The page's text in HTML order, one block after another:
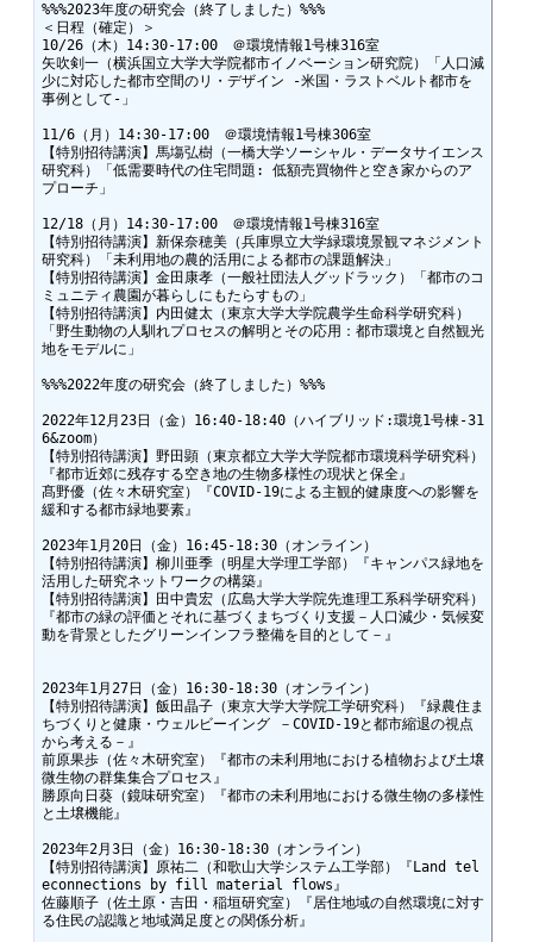
%%%2023年度の研究会（終了しました）%%%
＜日程（確定）＞
10/26（木）14:30-17:00　＠環境情報1号棟316室
矢吹剣一（横浜国立大学大学院都市イノベーション研究院）「人口減
少に対応した都市空間のリ・デザイン -米国・ラストベルト都市を
事例として-」
11/6（月）14:30-17:00　＠環境情報1号棟306室
【特別招待講演】馬塲弘樹（一橋大学ソーシャル・データサイエンス
研究科）「低需要時代の住宅問題: 低額売買物件と空き家からのア
プローチ」
12/18（月）14:30-17:00　＠環境情報1号棟316室
【特別招待講演】新保奈穂美（兵庫県立大学緑環境景観マネジメント
研究科）「未利用地の農的活用による都市の課題解決」
【特別招待講演】金田康孝（一般社団法人グッドラック）「都市のコ
ミュニティ農園が暮らしにもたらすもの」
【特別招待講演】内田健太（東京大学大学院農学生命科学研究科）
「野生動物の人馴れプロセスの解明とその応用：都市環境と自然観光
地をモデルに」
%%%2022年度の研究会（終了しました）%%%
2022年12月23日（金）16:40-18:40（ハイブリッド:環境1号棟-31
6&zoom）
【特別招待講演】野田顕（東京都立大学大学院都市環境科学研究科）
『都市近郊に残存する空き地の生物多様性の現状と保全』
髙野優（佐々木研究室）『COVID-19による主観的健康度への影響を
緩和する都市緑地要素』
2023年1月20日（金）16:45-18:30（オンライン）
【特別招待講演】柳川亜季（明星大学理工学部）『キャンパス緑地を
活用した研究ネットワークの構築』
【特別招待講演】田中貴宏（広島大学大学院先進理工系科学研究科）
『都市の緑の評価とそれに基づくまちづくり支援－人口減少・気候変
動を背景としたグリーンインフラ整備を目的として－』
2023年1月27日（金）16:30-18:30（オンライン）
【特別招待講演】飯田晶子（東京大学大学院工学研究科）『緑農住ま
ちづくりと健康・ウェルビーイング －COVID-19と都市縮退の視点
から考える－』
前原果歩（佐々木研究室）『都市の未利用地における植物および土壌
微生物の群集集合プロセス』
勝原向日葵（鏡味研究室）『都市の未利用地における微生物の多様性
と土壌機能』
2023年2月3日（金）16:30-18:30（オンライン）
【特別招待講演】原祐二（和歌山大学システム工学部）『Land tel
econnections by fill material flows』
佐藤順子（佐土原・吉田・稲垣研究室）『居住地域の自然環境に対す
る住民の認識と地域満足度との関係分析』